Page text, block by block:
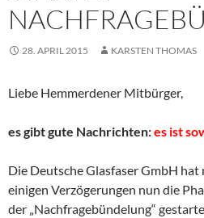
28. APRIL 2015 KARSTEN THOMAS
Liebe Hemmerdener Mitbürger,
es gibt gute Nachrichten:es ist
Die Deutsche Glasfaser GmbH hat
einigen Verzögerungen nun die
der „Nachfragebündelung“